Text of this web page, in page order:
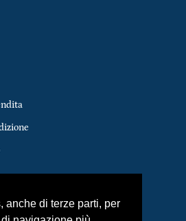
anche di terze parti, per